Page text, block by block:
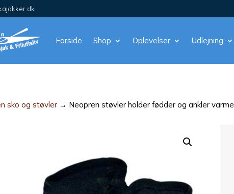
Forside Shop Oplevelser Udlejning
sko og støvler → Neopren støvler holder fødder og ankler varme